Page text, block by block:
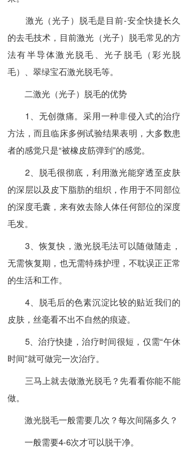
激光（光子）脱毛是目前-安全快捷长久
的去毛技术，目前激光（光子）脱毛常见的方
法有半导体激光脱毛、光子脱毛（彩光脱
毛）、翠绿宝石激光脱毛等。
二激光（光子）脱毛的优势
1、无创微痛。采用一种非侵入式的治疗
方法，而且临床多例试验结果表明，大多数患
者的感觉只是“被橡皮筋弹到”的感觉。
2、脱毛很彻底，利用激光能穿透至皮肤
的深层以及皮下脂肪的组织，作用于不同部位
的深度毛囊，来有效去除人体任何部位的深度
毛发。
3、恢复快，激光脱毛法可以随做随走，
无需恢复期，也无需特殊护理，不耽误正正常
的生活和工作。
4、脱毛后的色素沉淀比较的贴近我们的
皮肤，丝毫看不出不自然的痕迹。
5、治疗快捷，治疗时间很短，仅需“午休
时间”就可做完一次治疗。
三马上就去做激光脱毛？先看看你能不能
做。
激光脱毛一般需要几次？每次间隔多久？
一般需要4-6次才可以脱干净。